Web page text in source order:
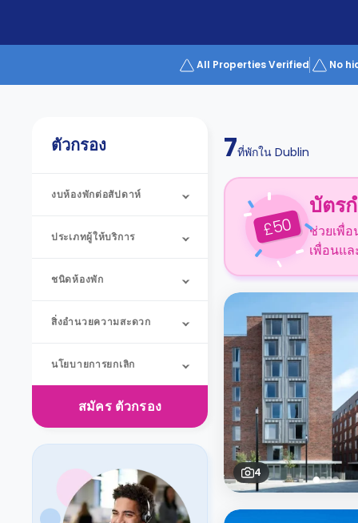
All Properties Verified No
ตัวกรอง
งบห้องพักต่อสัปดาห์
ประเภทผู้ให้บริการ
ชนิดห้องพัก
สิ่งอำนวยความสะดวก
นโยบายการยกเลิก
สมัคร ตัวกรอง
7ที่พักใน Dublin
£50
บัตร
ช่วยเพื่
เพื่อนแ
4